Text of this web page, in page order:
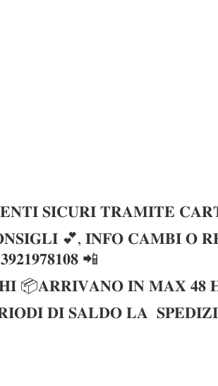
𝐒𝐈𝐂𝐔𝐑𝐈 𝐓𝐑𝐀𝐌𝐈𝐓𝐄
💕, 𝐈𝐍𝐅𝐎 𝐂𝐀𝐌𝐁𝐈 𝐎
📲
📦𝐀𝐑𝐑𝐈𝐕𝐀𝐍𝐎 𝐈𝐍 𝐌𝐀𝐗 𝟒𝟖
𝐃𝐈 𝐒𝐀𝐋𝐃𝐎 𝐋𝐀